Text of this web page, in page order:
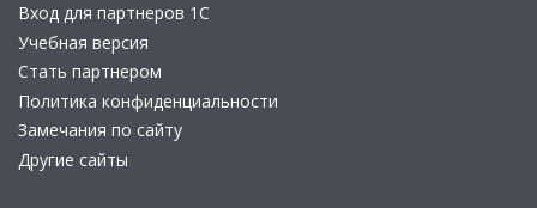
Вход для партнеров 1С
Учебная версия
Стать партнером
Политика конфиденциальности
Замечания по сайту
Другие сайты